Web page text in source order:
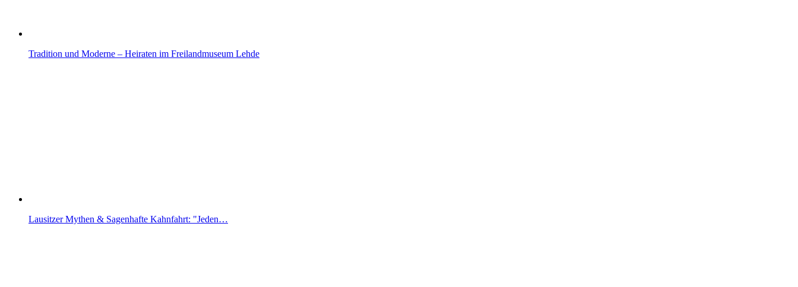
Tradition und Moderne – Heiraten im Freilandmuseum Lehde
Lausitzer Mythen & Sagenhafte Kahnfahrt: "Jeden…